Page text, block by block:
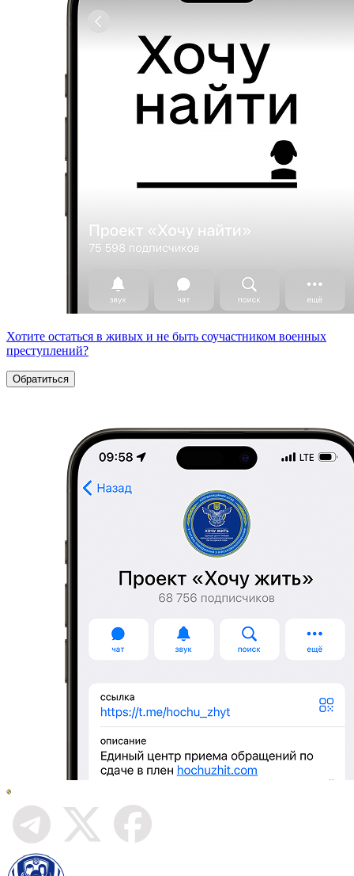
Хотите остаться в живых и не быть соучастником военных
преступлений?
Обратиться